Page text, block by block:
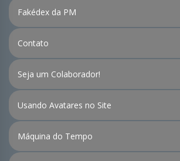
Fakédex da PM
Contato
Seja um Colaborador!
Usando Avatares no Site
Máquina do Tempo